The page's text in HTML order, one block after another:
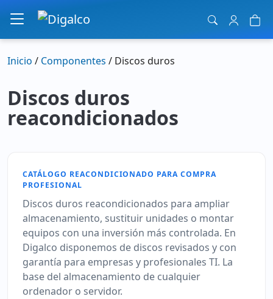
Navegación principal
Inicio / Componentes / Discos duros
Discos duros
reacondicionados
CATÁLOGO REACONDICIONADO PARA COMPRA
PROFESIONAL
Discos duros reacondicionados para ampliar
almacenamiento, sustituir unidades o montar
equipos con una inversión más controlada. En
Digalco disponemos de discos revisados y con
garantía para empresas y profesionales TI. La
base del almacenamiento de cualquier
ordenador o servidor.